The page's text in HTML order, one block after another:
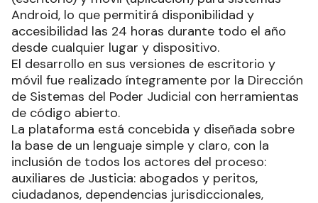
Android, lo que permitirá disponibilidad y
accesibilidad las 24 horas durante todo el año
desde cualquier lugar y dispositivo.
El desarrollo en sus versiones de escritorio y
móvil fue realizado íntegramente por la Dirección
de Sistemas del Poder Judicial con herramientas
de código abierto.
La plataforma está concebida y diseñada sobre
la base de un lenguaje simple y claro, con la
inclusión de todos los actores del proceso:
auxiliares de Justicia: abogados y peritos,
ciudadanos, dependencias jurisdiccionales,